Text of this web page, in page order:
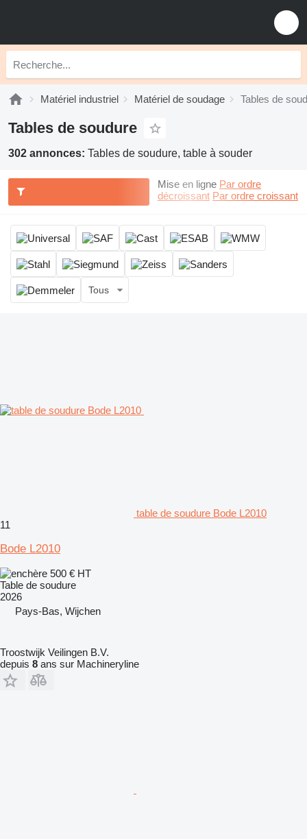
Matériel industriel Matériel de soudage Tables de
Tables de soudure
302 annonces: Tables de soudure, table à souder
Mise en ligne Par ordre
décroissant Par ordre croissant
Tous
table de soudure Bode L2010
11
Bode L2010
500 € HT
Table de soudure
2026
Pays-Bas, Wijchen
Troostwijk Veilingen B.V.
depuis 8 ans sur Machineryline